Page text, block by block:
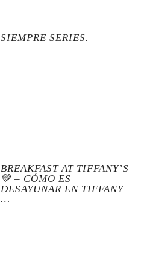
SIEMPRE SERIES.
BREAKFAST AT TIFFANY’S
💚 – CÓMO ES
DESAYUNAR EN TIFFANY
…